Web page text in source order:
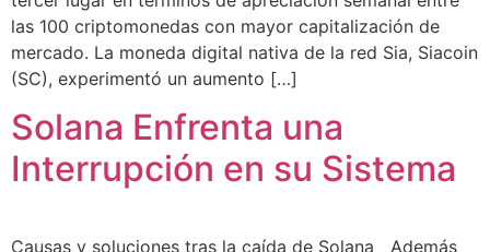
las 100 criptomonedas con mayor capitalización de
mercado. La moneda digital nativa de la red Sia, Siacoin
(SC), experimentó un aumento […]
Solana Enfrenta una
Interrupción en su Sistema
Causas y soluciones tras la caída de Solana Además